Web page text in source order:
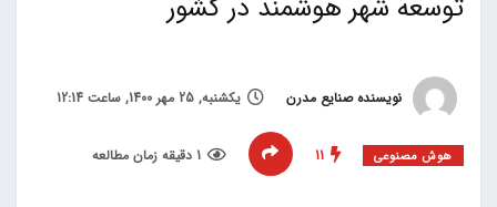
توسعه شهر هوشمند در کشور
نویسنده صنایع مدرن یکشنبه, 25 مهر 1400, ساعت 12:14
هوش مصنوعی 11 1 دقیقه زمان مطالعه